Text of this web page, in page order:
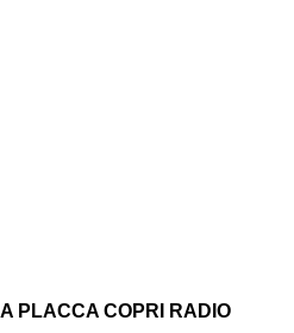
PLACCA COPRI RADIO